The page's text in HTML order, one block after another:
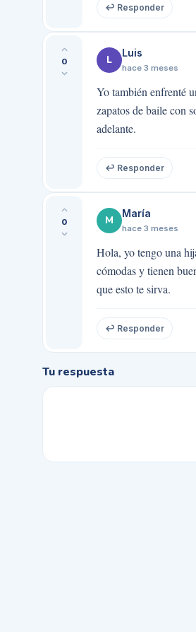
↩ Responder
0 L
Luis
hace 3 meses
Yo también enfrenté
zapatos de baile con
adelante.
↩ Responder
0 M
María
hace 3 meses
Hola, yo tengo una
cómodas y tienen
que esto te sirva.
↩ Responder
Tu respuesta